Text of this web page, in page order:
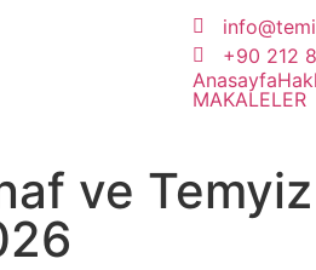
+90 212
Anasayfa
MAKALELER
ve Temyiz